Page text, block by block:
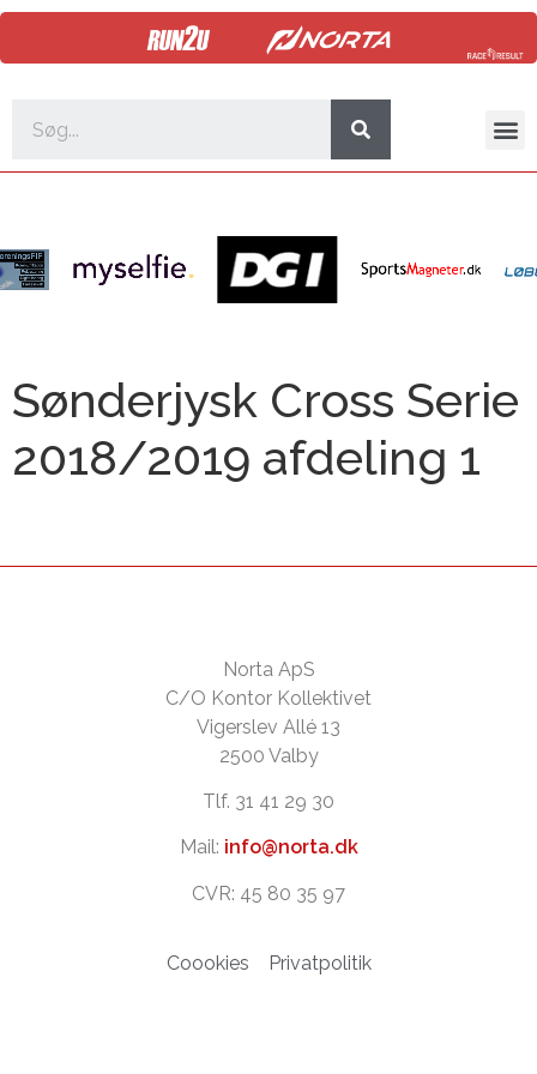
Sønderjysk Cross Serie
2018/2019 afdeling 1
Norta ApS
C/O Kontor Kollektivet
Vigerslev Allé 13
2500 Valby
Tlf. 31 41 29 30
Mail: info@norta.dk
CVR: 45 80 35 97
Coookies Privatpolitik